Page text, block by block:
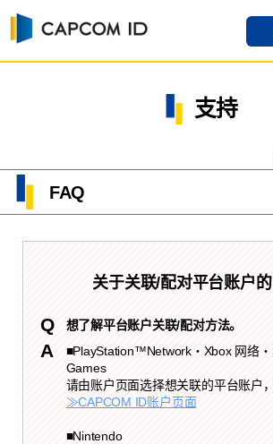
支持
FAQ
关于关联/配对平台账户
想了解平台账户关联/配对方法。
■PlayStation™Network・Xbox 网络
Games
请由账户页面选择想关联的平台账户
≫CAPCOM ID账户页面
■Nintendo